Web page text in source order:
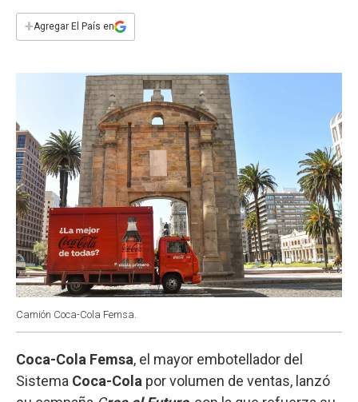
e
b
s
t
n
i
l
+Agregar El País en
Camión Coca-Cola Femsa.
Coca-Cola Femsa, el mayor embotellador del
Sistema Coca-Cola por volumen de ventas, lanzó